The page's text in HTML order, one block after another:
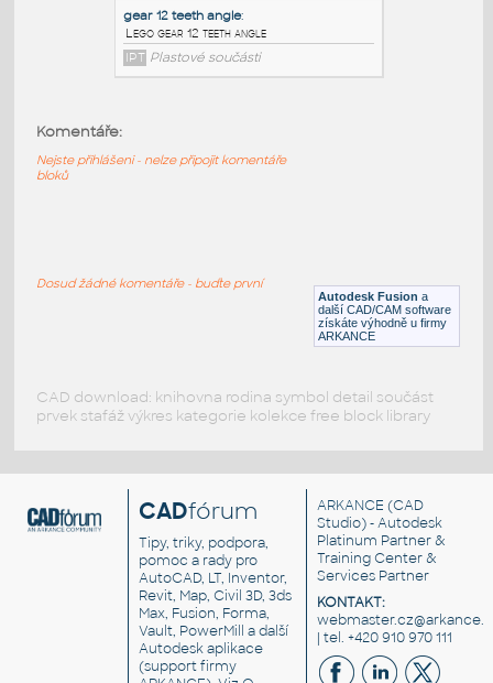
Otevřená šipka, 90°
DWG Výkresové prvky
IPT Plastové součásti
Plastové součásti Autodesk Fusion a
další CAD/CAM software
získáte výhodně u firmy
ARKANCE
Komentáře:
Nejste přihlášeni - nelze připojit komentáře
bloků
Dosud žádné komentáře - buďte první
CAD download: knihovna rodina symbol detail součást
prvek stafáž výkres kategorie kolekce free block library
CADfórum
Tipy, triky, podpora,
pomoc a rady pro
AutoCAD, LT, Inventor,
Revit, Map, Civil 3D, 3ds
Max, Fusion, Forma,
Vault, PowerMill a další
Autodesk aplikace
(support firmy
ARKANCE (CAD
Studio) - Autodesk
Platinum Partner &
Training Center &
Services Partner
KONTAKT:
| tel. +420 910 970 111